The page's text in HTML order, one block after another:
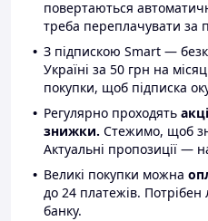
повертаються
треба переплачувати за
З підпискою Smart —
Україні за 50 грн на
покупки, щоб підписка
Регулярно проходять
знижки. Стежимо, щоб
Актуальні пропозиції —
Великі покупки можна
до 24 платежів.
банку.